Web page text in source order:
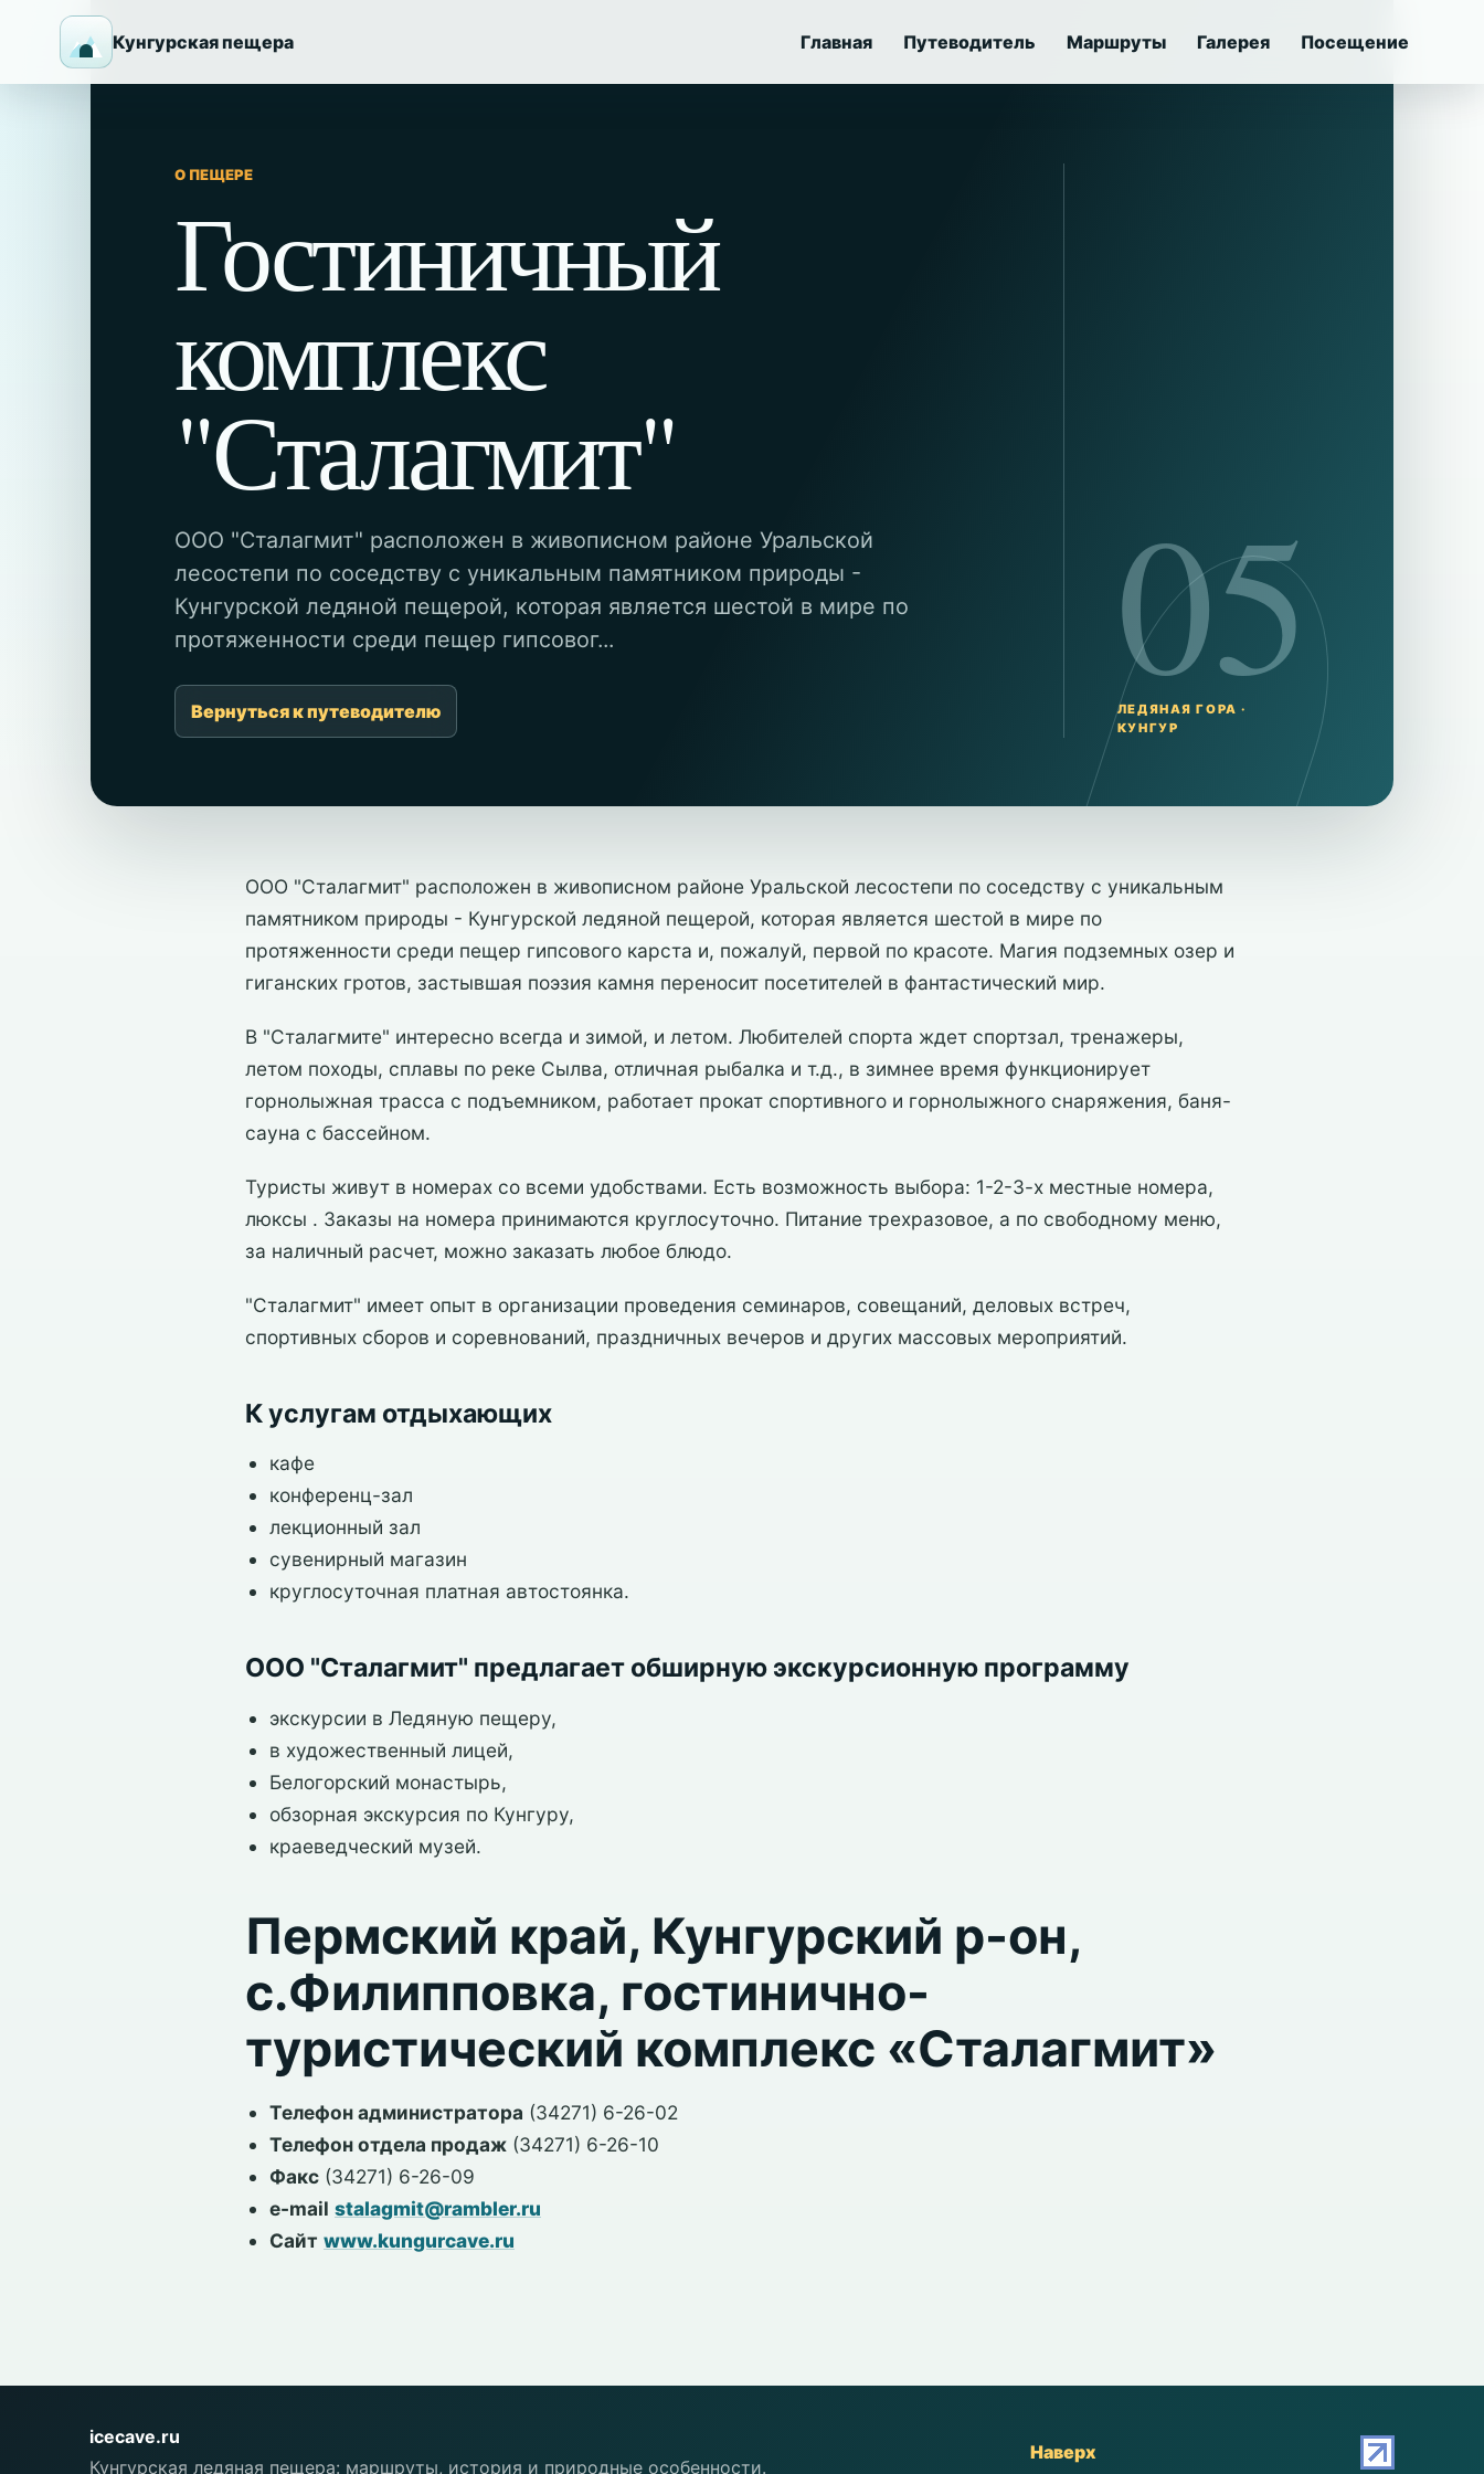
Кунгурская пещера Главная Путеводитель Маршруты Галерея Посещение
О ПЕЩЕРЕ
Гостиничный
комплекс
"Сталагмит"
ООО "Сталагмит" расположен в живописном районе Уральской
лесостепи по соседству с уникальным памятником природы -
Кунгурской ледяной пещерой, которая является шестой в мире по
протяженности среди пещер гипсовог...
Вернуться к путеводителю 05
ЛЕДЯНАЯ ГОРА ·
КУНГУР
ООО "Сталагмит" расположен в живописном районе Уральской лесостепи по соседству с уникальным
памятником природы - Кунгурской ледяной пещерой, которая является шестой в мире по
протяженности среди пещер гипсового карста и, пожалуй, первой по красоте. Магия подземных озер и
гиганских гротов, застывшая поэзия камня переносит посетителей в фантастический мир.
В "Сталагмите" интересно всегда и зимой, и летом. Любителей спорта ждет спортзал, тренажеры,
летом походы, сплавы по реке Сылва, отличная рыбалка и т.д., в зимнее время функционирует
горнолыжная трасса с подъемником, работает прокат спортивного и горнолыжного снаряжения, баня-
сауна с бассейном.
Туристы живут в номерах со всеми удобствами. Есть возможность выбора: 1-2-3-х местные номера,
люксы . Заказы на номера принимаются круглосуточно. Питание трехразовое, а по свободному меню,
за наличный расчет, можно заказать любое блюдо.
"Сталагмит" имеет опыт в организации проведения семинаров, совещаний, деловых встреч,
спортивных сборов и соревнований, праздничных вечеров и других массовых мероприятий.
К услугам отдыхающих
кафе
конференц-зал
лекционный зал
сувенирный магазин
круглосуточная платная автостоянка.
ООО "Сталагмит" предлагает обширную экскурсионную программу
экскурсии в Ледяную пещеру,
в художественный лицей,
Белогорский монастырь,
обзорная экскурсия по Кунгуру,
краеведческий музей.
Пермский край, Кунгурский р-он,
с.Филипповка, гостинично-
туристический комплекс «Сталагмит»
Телефон администратора (34271) 6-26-02
Телефон отдела продаж (34271) 6-26-10
Факс (34271) 6-26-09
e-mail stalagmit@rambler.ru
Сайт www.kungurcave.ru
icecave.ru
Кунгурская ледяная пещера: маршруты, история и природные особенности.
Наверх